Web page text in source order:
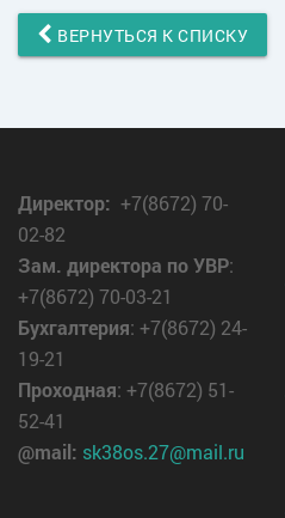
ВЕРНУТЬСЯ К СПИСКУ
Директор: +7(8672) 70-
02-82
Зам. директора по УВР:
+7(8672) 70-03-21
Бухгалтерия: +7(8672) 24-
19-21
Проходная: +7(8672) 51-
52-41
@mail: sk38os.27@mail.ru